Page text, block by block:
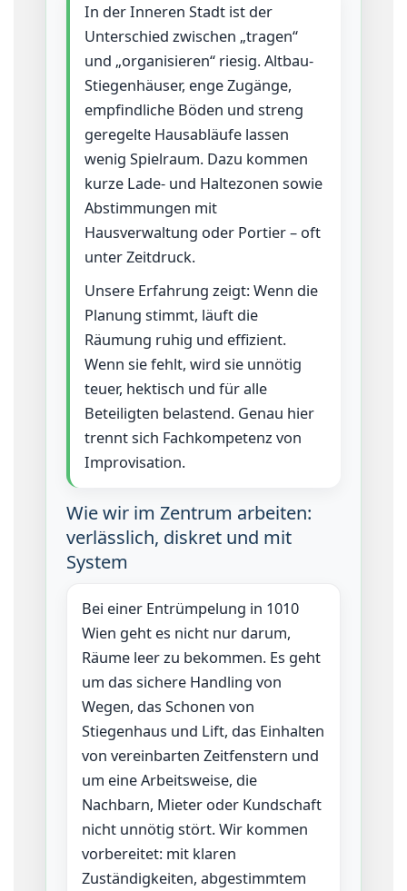
In der Inneren Stadt ist der
Unterschied zwischen „tragen“
und „organisieren“ riesig. Altbau-
Stiegenhäuser, enge Zugänge,
empfindliche Böden und streng
geregelte Hausabläufe lassen
wenig Spielraum. Dazu kommen
kurze Lade- und Haltezonen sowie
Abstimmungen mit
Hausverwaltung oder Portier – oft
unter Zeitdruck.
Unsere Erfahrung zeigt: Wenn die
Planung stimmt, läuft die
Räumung ruhig und effizient.
Wenn sie fehlt, wird sie unnötig
teuer, hektisch und für alle
Beteiligten belastend. Genau hier
trennt sich Fachkompetenz von
Improvisation.
Wie wir im Zentrum arbeiten:
verlässlich, diskret und mit
System
Bei einer Entrümpelung in 1010
Wien geht es nicht nur darum,
Räume leer zu bekommen. Es geht
um das sichere Handling von
Wegen, das Schonen von
Stiegenhaus und Lift, das Einhalten
von vereinbarten Zeitfenstern und
um eine Arbeitsweise, die
Nachbarn, Mieter oder Kundschaft
nicht unnötig stört. Wir kommen
vorbereitet: mit klaren
Zuständigkeiten, abgestimmtem